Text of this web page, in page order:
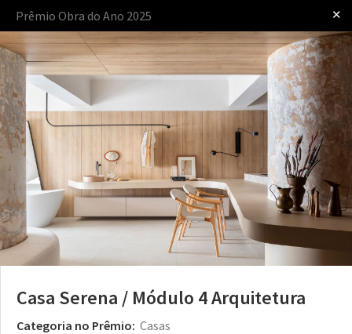
Iniciar sessão
apresentado por
Prêmio Obra do Ano 2025 ✕
Casa Serena / Módulo 4 Arquitetura
Categoria no Prêmio: Casas